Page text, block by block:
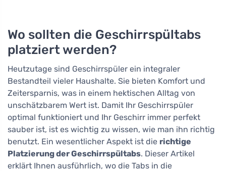
Wo sollten die Geschirrspültabs
platziert werden?
Heutzutage sind Geschirrspüler ein integraler
Bestandteil vieler Haushalte. Sie bieten Komfort und
Zeitersparnis, was in einem hektischen Alltag von
unschätzbarem Wert ist. Damit Ihr Geschirrspüler
optimal funktioniert und Ihr Geschirr immer perfekt
sauber ist, ist es wichtig zu wissen, wie man ihn richtig
benutzt. Ein wesentlicher Aspekt ist die richtige
Platzierung der Geschirrspültabs. Dieser Artikel
erklärt Ihnen ausführlich, wo die Tabs in die